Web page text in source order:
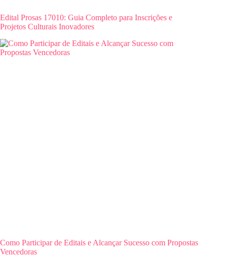
Edital Prosas 17010: Guia Completo para Inscrições e
Projetos Culturais Inovadores
Como Participar de Editais e Alcançar Sucesso com Propostas
Vencedoras